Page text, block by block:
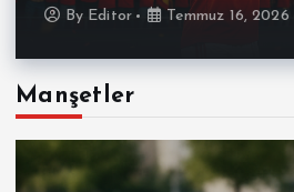
By Editor Temmuz 16, 2026
Manşetler